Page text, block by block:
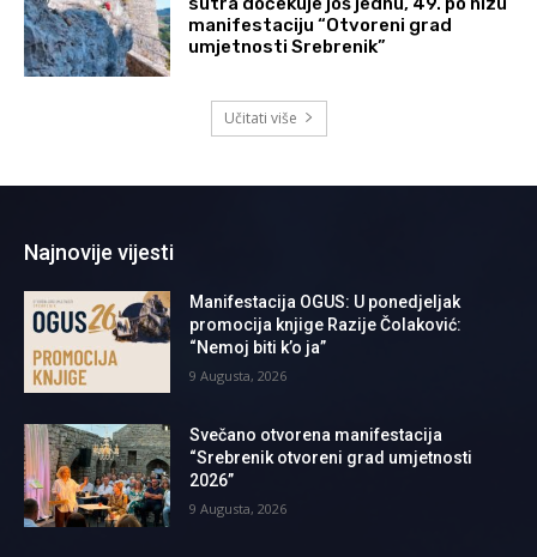
manifestaciju “Otvoreni grad
umjetnosti Srebrenik”
Učitati više
Najnovije vijesti
Manifestacija OGUS: U ponedjeljak
promocija knjige Razije Čolaković:
“Nemoj biti k’o ja”
9 Augusta, 2026
Svečano otvorena manifestacija
“Srebrenik otvoreni grad umjetnosti
2026”
9 Augusta, 2026